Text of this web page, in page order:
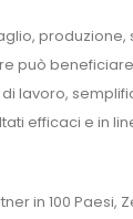
produzione,
può
lavoro,
efficaci e in
in 100 Paesi,